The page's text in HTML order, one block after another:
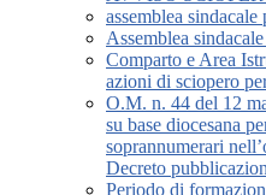
assemblea
Assemblea
Comparto e Area
azioni di sciopero
O.M. n. 44 del 12
su base diocesana
soprannumerari
Decreto
Periodo di